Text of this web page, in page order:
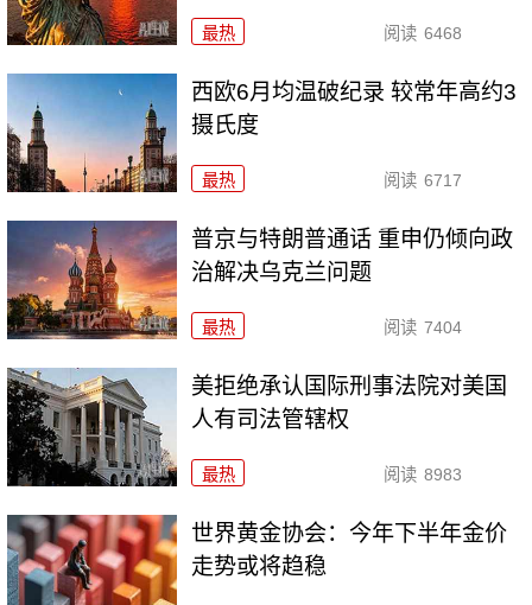
最热 阅读 6468
西欧6月均温破纪录 较常年高约3
摄氏度
最热 阅读 6717
普京与特朗普通话 重申仍倾向政
治解决乌克兰问题
最热 阅读 7404
美拒绝承认国际刑事法院对美国
人有司法管辖权
最热 阅读 8983
世界黄金协会：今年下半年金价
走势或将趋稳